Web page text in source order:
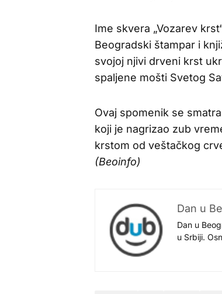
Ime skvera „Vozarev
Beogradski štampar i
svojoj njivi drveni krst
spaljene mošti Svetog
Ovaj spomenik se
koji je nagrizao zub
krstom od veštačkog
(Beoinfo)
Dan u
Dan u
u Srbiji.